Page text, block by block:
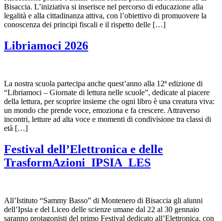
Bisaccia. L’iniziativa si inserisce nel percorso di educazione alla
legalità e alla cittadinanza attiva, con l’obiettivo di promuovere la
conoscenza dei principi fiscali e il rispetto delle […]
Libriamoci 2026
La nostra scuola partecipa anche quest’anno alla 12ª edizione di
“Libriamoci – Giornate di lettura nelle scuole”, dedicate al piacere
della lettura, per scoprire insieme che ogni libro è una creatura viva:
un mondo che prende voce, emoziona e fa crescere. Attraverso
incontri, letture ad alta voce e momenti di condivisione tra classi di
età […]
Festival dell’Elettronica e delle
TrasformAzioni_IPSIA_LES
All’Istituto “Sammy Basso” di Montenero di Bisaccia gli alunni
dell’Ipsia e del Liceo delle scienze umane dal 22 al 30 gennaio
saranno protagonisti del primo Festival dedicato all’Elettronica, con